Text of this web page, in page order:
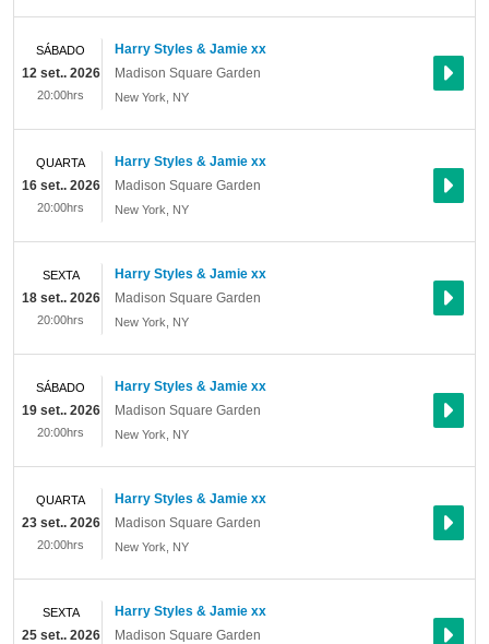
Harry Styles & Jamie xx
Madison Square Garden
New York NY
SÁBADO
12 set.. 2026
20:00hrs
Harry Styles & Jamie xx
Madison Square Garden
New York NY
QUARTA
16 set.. 2026
20:00hrs
Harry Styles & Jamie xx
Madison Square Garden
New York NY
SEXTA
18 set.. 2026
20:00hrs
Harry Styles & Jamie xx
Madison Square Garden
New York NY
SÁBADO
19 set.. 2026
20:00hrs
Harry Styles & Jamie xx
Madison Square Garden
New York NY
QUARTA
23 set.. 2026
20:00hrs
Harry Styles & Jamie xx
Madison Square Garden
SEXTA
25 set.. 2026